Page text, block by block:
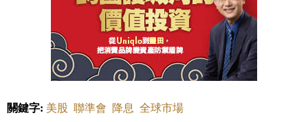
關鍵字: 美股 聯準會 降息 全球市場